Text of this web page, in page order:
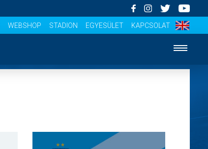
WEBSHOP STADION EGYESÜLET KAPCSOLAT